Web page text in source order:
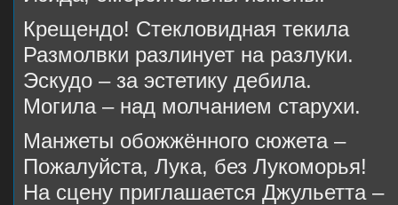
Крещендо! Стекловидная текила
Размолвки разлинует на разлуки.
Эскудо – за эстетику дебила.
Могила – над молчанием старухи.
Манжеты обожжённого сюжета –
Пожалуйста, Лука, без Лукоморья!
На сцену приглашается Джульетта –